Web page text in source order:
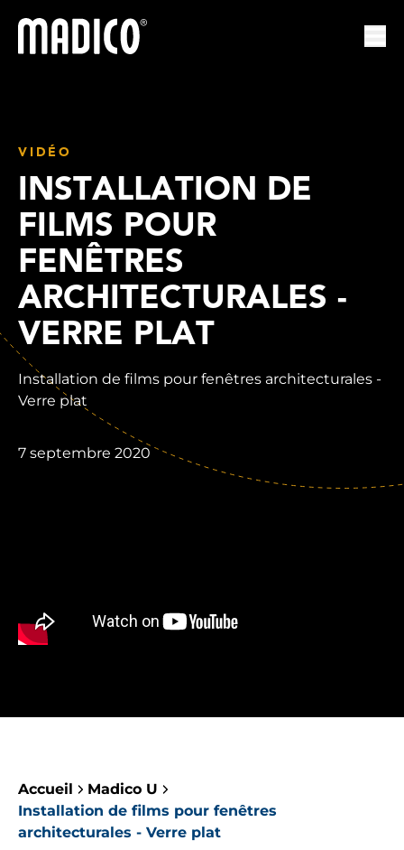
Madico
VIDÉO
INSTALLATION DE
FILMS POUR
FENÊTRES
ARCHITECTURALES -
VERRE PLAT
Installation de films pour fenêtres architecturales -
Verre plat
7 septembre 2020
Accueil
Madico U
Installation de films pour fenêtres
architecturales - Verre plat